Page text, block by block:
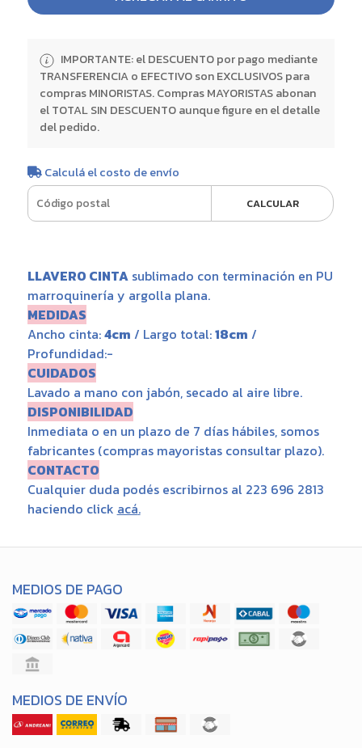
IMPORTANTE: el DESCUENTO por pago mediante
TRANSFERENCIA o EFECTIVO son EXCLUSIVOS para
compras MINORISTAS. Compras MAYORISTAS abonan
el TOTAL SIN DESCUENTO aunque figure en el detalle
del pedido.
Calculá el costo de envío
CALCULAR
LLAVERO CINTAsublimado con terminación en PU
marroquinería y argolla plana.
MEDIDAS
Ancho cinta:4cm / Largo total:18cm /
Profundidad:-
CUIDADOS
Lavado a mano con jabón, secado al aire libre.
DISPONIBILIDAD
Inmediata o en un plazo de 7 días hábiles, somos
fabricantes (compras mayoristas consultar plazo).
CONTACTO
Cualquier duda podés escribirnos al 223 696 2813
haciendo click acá.
MEDIOS DE PAGO
MEDIOS DE ENVÍO